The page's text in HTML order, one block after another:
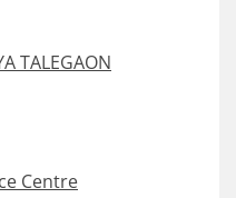
TALEGAON
Centre